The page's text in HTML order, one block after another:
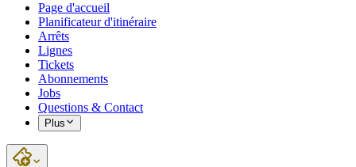
Page d'accueil
Planificateur d'itinéraire
Arrêts
Lignes
Tickets
Abonnements
Jobs
Questions & Contact
Plus